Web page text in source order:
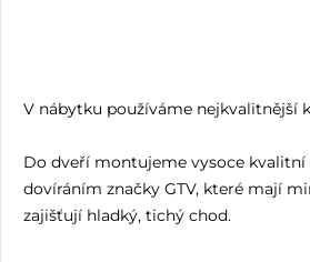
V nábytku používáme nejkvalitnější
Do dveří montujeme vysoce
dovíráním značky GTV, které mají
zajišťují hladký, tichý chod.